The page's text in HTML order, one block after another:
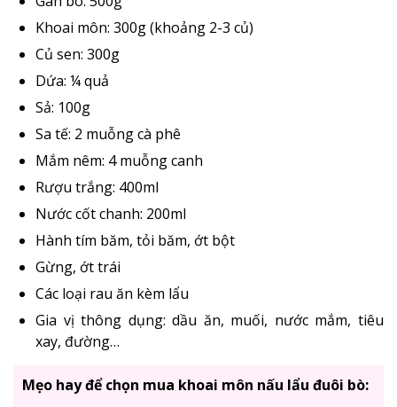
Khoai môn: 300g (khoảng 2-3 củ)
Củ sen: 300g
Dứa: ¼ quả
Sả: 100g
Sa tế: 2 muỗng cà phê
Mắm nêm: 4 muỗng canh
Rượu trắng: 400ml
Nước cốt chanh: 200ml
Hành tím băm, tỏi băm, ớt bột
Gừng, ớt trái
Các loại rau ăn kèm lẩu
Gia vị thông dụng: dầu ăn, muối, nước mắm, tiêu
xay, đường…
Mẹo hay để chọn mua khoai môn nấu lẩu đuôi bò: